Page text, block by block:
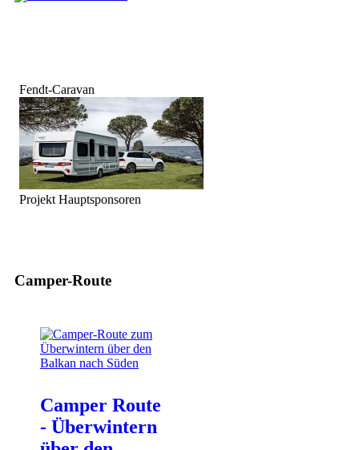
Fendt-Caravan
Projekt Hauptsponsoren
Camper-Route
Camper Route
- Überwintern